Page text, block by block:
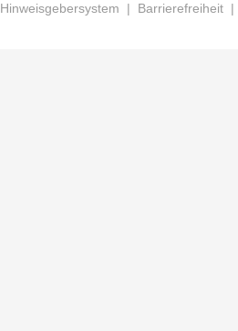
Hinweisgebersystem | Barrierefreiheit